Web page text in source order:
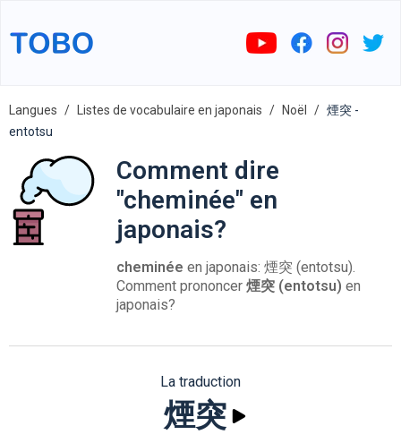
Langues Listes de vocabulaire en japonais Noël
煙突 -
entotsu
Comment dire
"cheminée" en
japonais?
cheminée en japonais: 煙突 (entotsu).
Comment prononcer 煙突 (entotsu) en
japonais?
La traduction
煙突